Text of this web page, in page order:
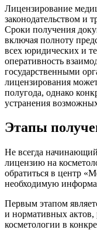
Лицензирование
законодательством и
Сроки получения
включая полноту
всех юридических и
оперативность
государственными
лицензирования
полугода, однако
устранения
Этапы
Не всегда
лицензию на
обратиться в центр
необходимую
Первым этапом
и нормативных актов,
косметологии в